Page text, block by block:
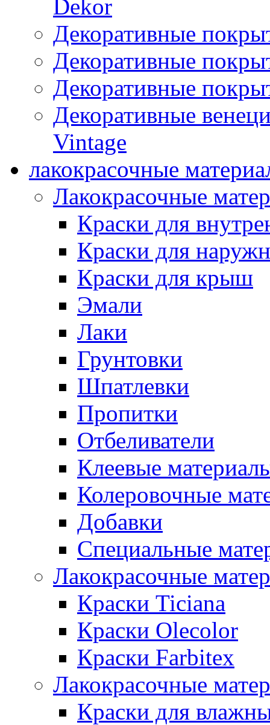
Dekor
Декоративные
Декоративные
Декоративные
Декоративные
Vintage
лакокрасочные
Лакокрасочные
Краски для
Краски для
Краски для крыш
Эмали
Лаки
Грунтовки
Шпатлевки
Пропитки
Отбеливатели
Клеевые
Колеровочные
Добавки
Специальные
Лакокрасочные
Краски Ticiana
Краски Olecolor
Краски Farbitex
Лакокрасочные
Краски для